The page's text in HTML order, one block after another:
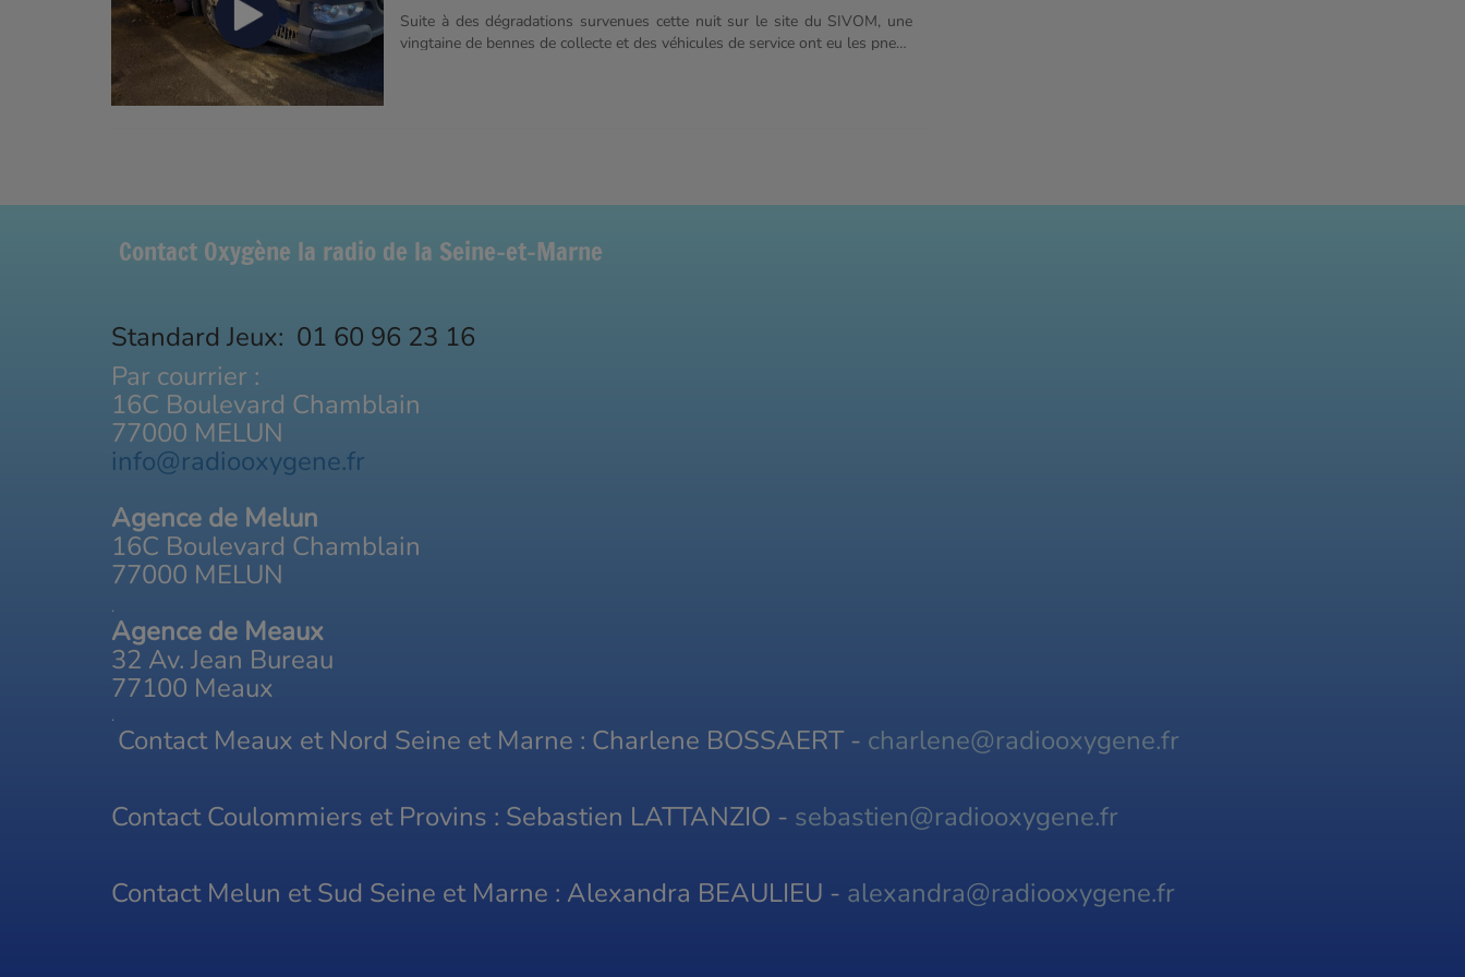
Suite à des dégradations survenues cette nuit sur le site du SIVOM, une
vingtaine de bennes de collecte et des véhicules de service ont eu les pneus
Contact Oxygène la radio de la Seine-et-Marne
Standard Jeux: 01 60 96 23 16
Par courrier :
16C Boulevard Chamblain
77000 MELUN
info@radiooxygene.fr
Agence de Melun
16C Boulevard Chamblain
77000 MELUN
.
Agence de Meaux
32 Av. Jean Bureau
77100 Meaux
.
Contact Meaux et Nord Seine et Marne : Charlene BOSSAERT - charlene@radiooxygene.fr
Contact Coulommiers et Provins : Sebastien LATTANZIO - sebastien@radiooxygene.fr
Contact Melun et Sud Seine et Marne : Alexandra BEAULIEU - alexandra@radiooxygene.fr